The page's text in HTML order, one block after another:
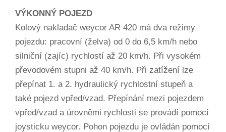
VÝKONNÝ POJEZD
Kolový nakladač weycor AR 420 má dva režimy
pojezdu: pracovní (želva) od 0 do 6,5 km/h nebo
silniční (zajíc) rychlostí až 20 km/h. Při vysokém
převodovém stupni až 40 km/h. Při zatížení lze
přepínat 1. a 2. hydraulický rychlostní stupeň a
také pojezd vpřed/vzad. Přepínání mezi pojezdem
vpřed/vzad a úrovněmi rychlosti se provádí pomocí
joysticku weycor. Pohon pojezdu je ovládán pomocí